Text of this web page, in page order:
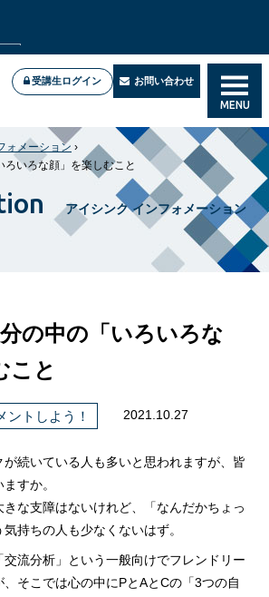
受講生ログイン お問い合わせ
MENU
アイシンク インフォメーション
ォメーション ›
いろな顔」を楽しむこと
の中の「いろいろな
こと
ントしよう！ 2021.10.27
続いている人も多いと思われますが、皆
すか。
な支障はないけれど、「なんだかちょっ
持ちの人も少なくないはず。
交流分析」という一般向けでフレンドリー
そこでは心の中にPとAとCの「3つの自